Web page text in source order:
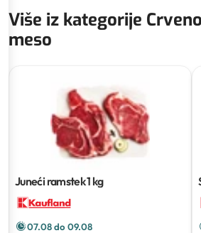
Više iz kategorije Crveno
meso
Juneći ramstek1 kg
07.08 do 09.08